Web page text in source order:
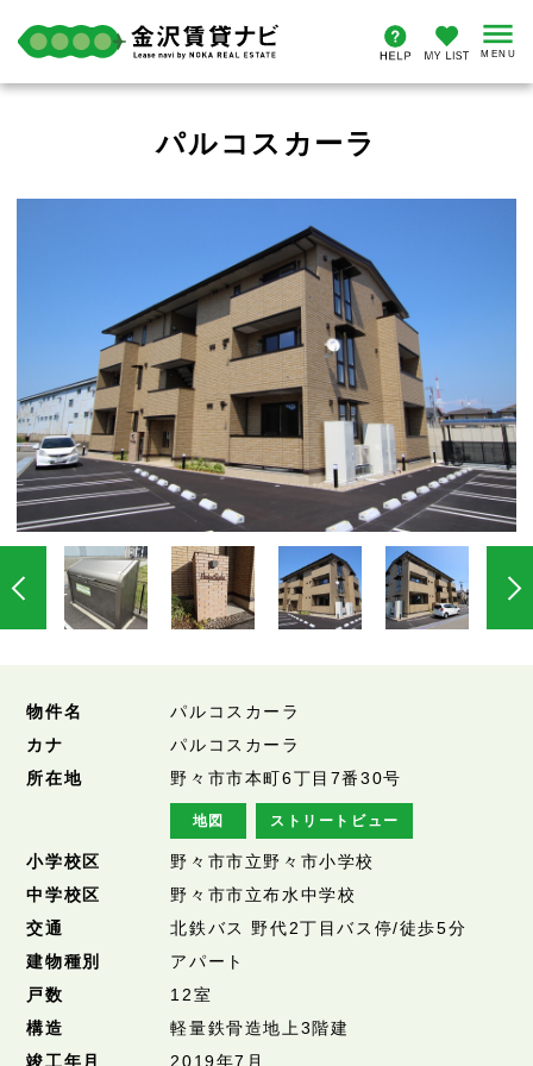
パルコスカーラ
物件名
パルコスカーラ
カナ
パルコスカーラ
所在地
野々市市本町6丁目7番30号
地図 ストリートビュー
小学校区
野々市市立野々市小学校
中学校区
野々市市立布水中学校
交通
北鉄バス 野代2丁目バス停/徒歩5分
建物種別
アパート
戸数
12室
構造
軽量鉄骨造地上3階建
竣工年月
2019年7月